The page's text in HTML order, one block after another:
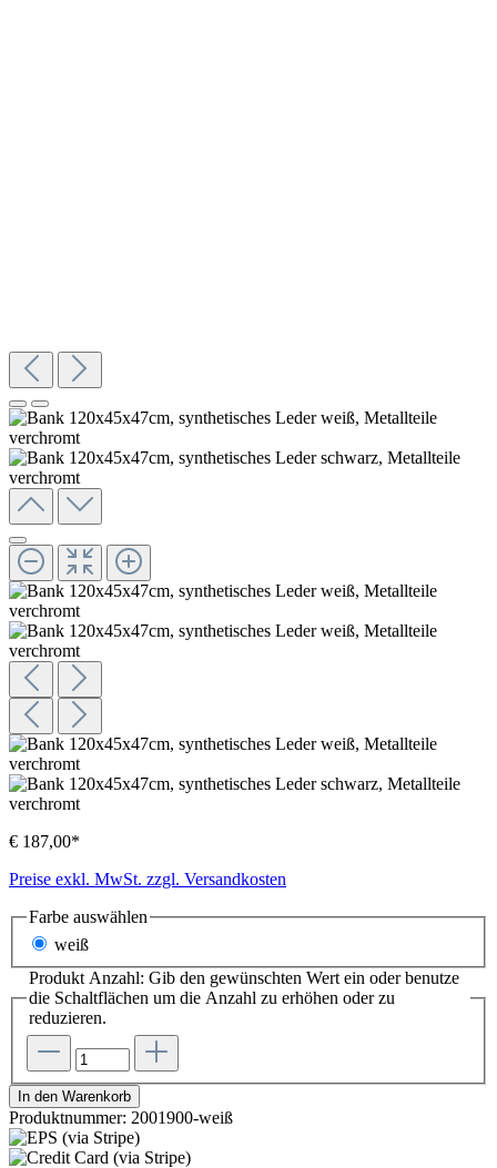
€ 187,00*
Preise exkl. MwSt. zzgl. Versandkosten
Farbe auswählen
weiß
Produkt Anzahl: Gib den gewünschten Wert ein oder benutze
die Schaltflächen um die Anzahl zu erhöhen oder zu
reduzieren.
In den Warenkorb
Produktnummer: 2001900-weiß